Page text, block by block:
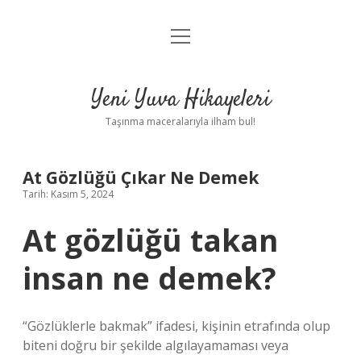
Anasayfa
Yasal Uyarı
menüyü
Yeni Yuva Hikayeleri
Taşınma maceralarıyla ilham bul!
At Gözlüğü Çıkar Ne Demek
Tarih: Kasım 5, 2024
At gözlüğü takan
insan ne demek?
“Gözlüklerle bakmak” ifadesi, kişinin etrafında olup
biteni doğru bir şekilde algılayamaması veya